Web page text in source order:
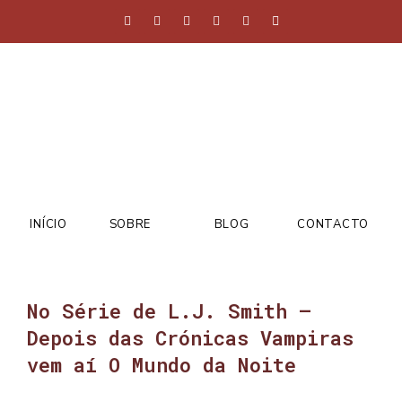
INÍCIO SOBRE BLOG CONTACTO
No Série de L.J. Smith –
Depois das Crónicas Vampiras
vem aí O Mundo da Noite